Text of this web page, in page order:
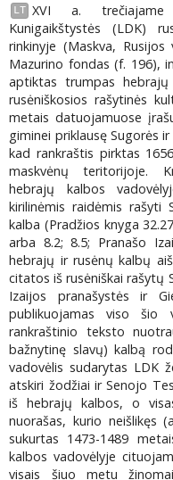
LT XVI a. trečiajame
Kunigaikštystės (LDK)
rinkinyje (Maskva,
Mazurino fondas (f. 196),
aptiktas trumpas
rusėniškosios rašytinės
metais datuojamuose
giminei priklausę Sugorės
kad rankraštis pirktas
maskvėnų teritorijoje.
hebrajų kalbos
kirilinėmis raidėmis
kalba (Pradžios knyga
arba 8.2; 8.5; Pranašo
hebrajų ir rusėnų kalbų
citatos iš rusėniškai rašytų
Izaijos pranašystės ir
publikuojamas viso šio
rankraštinio teksto
bažnytinę slavų) kalbą
vadovėlis sudarytas LDK
atskiri žodžiai ir Senojo
iš hebrajų kalbos, o
nuorašas, kurio neišlikęs
sukurtas 1473-1489
kalbos vadovėlyje
visais šiuo metu